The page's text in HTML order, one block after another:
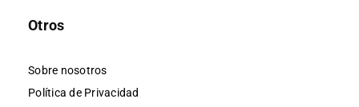
Otros
Sobre nosotros
Política de Privacidad